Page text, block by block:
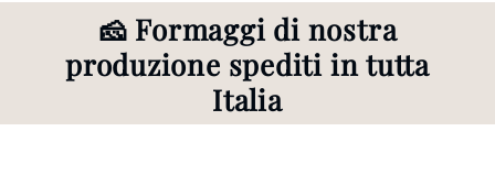
🧀 Formaggi di nostra
produzione spediti in tutta
Italia